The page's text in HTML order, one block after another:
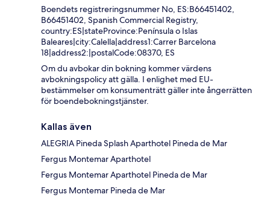
Boendets registreringsnummer No, ES:B66451402,
B66451402, Spanish Commercial Registry,
country:ES|stateProvince:Península o Islas
Baleares|city:Calella|address1:Carrer Barcelona
18|address2:|postalCode:08370, ES
Om du avbokar din bokning kommer värdens
avbokningspolicy att gälla. I enlighet med EU-
bestämmelser om konsumenträtt gäller inte ångerrätten
för boendebokningstjänster.
Kallas även
ALEGRIA Pineda Splash Aparthotel Pineda de Mar
Fergus Montemar Aparthotel
Fergus Montemar Aparthotel Pineda de Mar
Fergus Montemar Pineda de Mar